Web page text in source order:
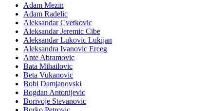
Adam Mezin
Adam Radelic
Aleksandar Cvetkovic
Aleksandar Jeremic Cibe
Aleksandar Lukovic Lukijan
Aleksandra Ivanovic Erceg
Ante Abramovic
Bata Mihailovic
Beta Vukanovic
Bobi Damjanovski
Bogdan Antonijevic
Borivoje Stevanovic